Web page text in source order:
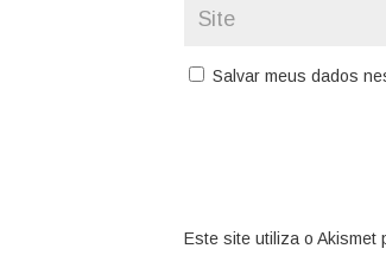
Salvar meus dados
Este site utiliza o Akismet